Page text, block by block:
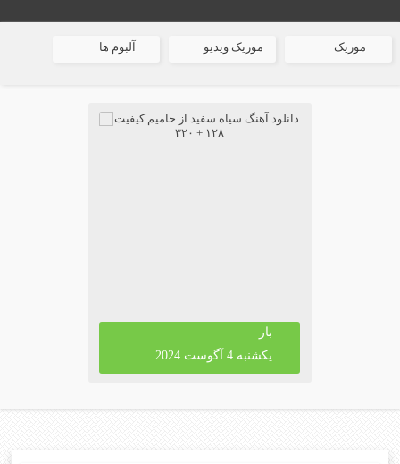
موزیک موزیک ویدیو آلبوم ها
بار
یکشنبه 4 آگوست 2024